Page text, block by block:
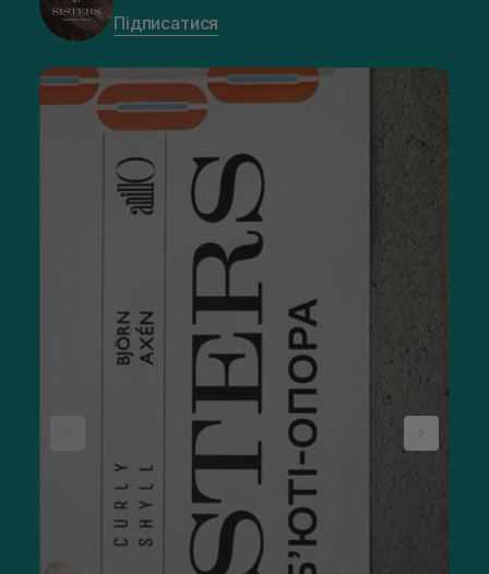
Підписатися